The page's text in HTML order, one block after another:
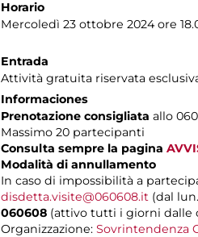
Horario
Mercoledì 23 ottobre 2024 ore
Entrada
Attività gratuita riservata
Informaciones
Prenotazione consigliata allo
Massimo 20 partecipanti
Consulta sempre la pagina
Modalità di annullamento
In caso di impossibilità a
disdetta.visite@060608.it (dal
060608 (attivo tutti i giorni dalle
Organizzazione: Sovrintendenza